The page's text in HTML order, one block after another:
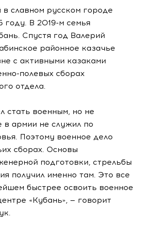
в славном русском городе
году. В 2019-м семья
Спустя год Валерий
районное казачье
с активными казаками
полевых сборах
отдела.
стать военным, но не
армии не служил по
Поэтому военное дело
сборах. Основы
подготовки, стрельбы
получил именно там. Это все
быстрее освоить военное
«Кубань», — говорит